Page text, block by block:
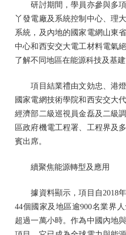
研討期間，學員亦參與多項
丫發電廠及系統控制中心、理
系統，及內地的國家電網山東
中心和西安交大電工材料電氣
了解不同地區在能源科技及基建
項目結業禮由文効忠、港燈
國家電網技術學院和西安交大
經濟部二級巡視員金磊及二級
區政府機電工程署、工程界及
賓出席。
續聚焦能源轉型及應用
據資料顯示，項目自2018年
44個國家及地區逾900名業界
超過一萬小時。作為中國內地